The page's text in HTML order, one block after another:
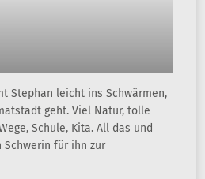
Stephan leicht ins Schwärmen,
geht. Viel Natur, tolle
Schule, Kita. All das und
Schwerin für ihn zur